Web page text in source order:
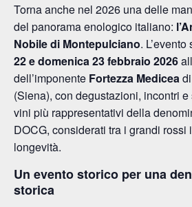
Torna anche nel 2026 una delle
del panorama enologico italiano:
Nobile di Montepulciano.
22 e domenica 23 febbraio 2026
dell’imponente Fortezza Medicea
(Siena), con degustazioni, incontri
vini più rappresentativi della
DOCG, considerati tra i grandi
longevità.
Un evento storico per una
storica